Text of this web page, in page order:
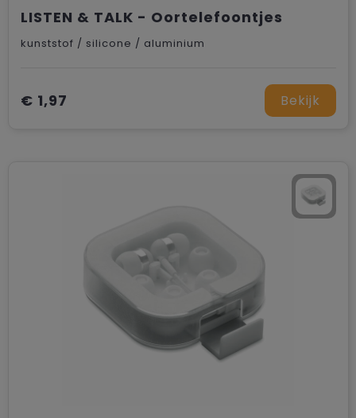
LISTEN & TALK - Oortelefoontjes
kunststof / silicone / aluminium
€ 1,97 Bekijk